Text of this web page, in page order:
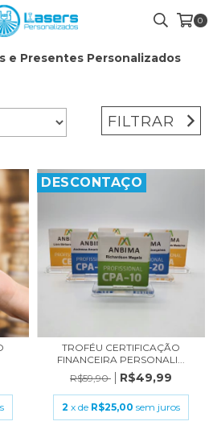
0
e Presentes Personalizados
FILTRAR
DESCONTAÇO
TROFÉU CERTIFICAÇÃO
FINANCEIRA PERSONALI...
R$59,90
R$49,99
2 x de R$25,00 sem juros